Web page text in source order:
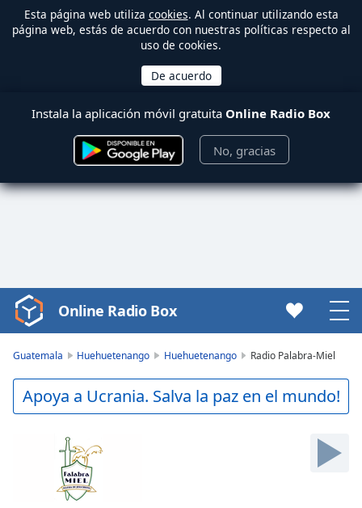
Esta página web utiliza cookies. Al continuar utilizando esta
página web, estás de acuerdo con nuestras políticas respecto al
uso de cookies.
Instala la aplicación móvil gratuita Online Radio Box
No, gracias
Video
Player
Play
Video
Online Radio Box
Guatemala Huehuetenango Huehuetenango Radio Palabra-Miel
Apoya a Ucrania. Salva la paz en el mundo!